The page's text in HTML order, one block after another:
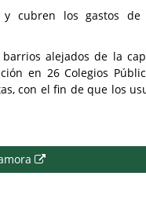
y cubren los gastos
alejados de la
en 26 Colegios
con el fin de que los